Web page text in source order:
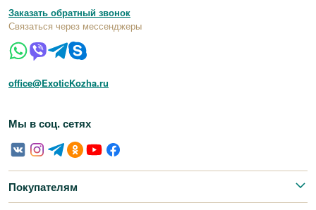
Заказать обратный звонок
Связаться через мессенджеры
office@ExoticKozha.ru
Мы в соц. сетях
Покупателям